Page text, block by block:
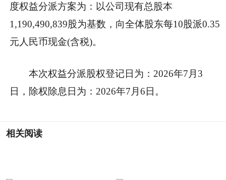
度权益分派方案为：以公司现有总股本
1,190,490,839股为基数，向全体股东每10股派0.35
元人民币现金(含税)。
本次权益分派股权登记日为：2026年7月3
日，除权除息日为：2026年7月6日。
相关阅读